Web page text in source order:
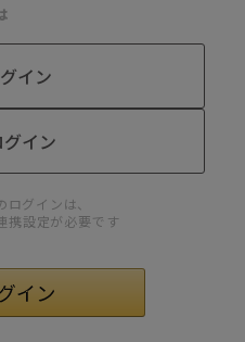
イン
イン
グインは、
携設定が必要です